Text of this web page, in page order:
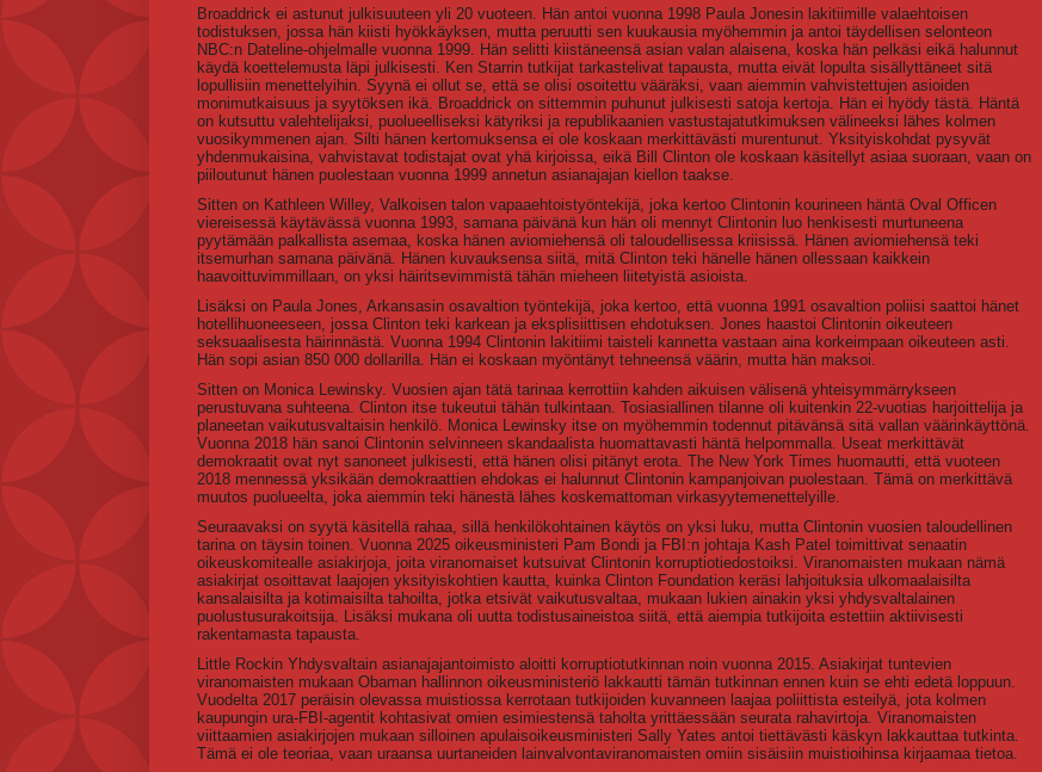
Broaddrick ei astunut julkisuuteen yli 20 vuoteen. Hän antoi vuonna 1998 Paula Jonesin lakitiimille valaehtoisen
todistuksen, jossa hän kiisti hyökkäyksen, mutta peruutti sen kuukausia myöhemmin ja antoi täydellisen selonteon
NBC:n Dateline-ohjelmalle vuonna 1999. Hän selitti kiistäneensä asian valan alaisena, koska hän pelkäsi eikä halunnut
käydä koettelemusta läpi julkisesti. Ken Starrin tutkijat tarkastelivat tapausta, mutta eivät lopulta sisällyttäneet sitä
lopullisiin menettelyihin. Syynä ei ollut se, että se olisi osoitettu vääräksi, vaan aiemmin vahvistettujen asioiden
monimutkaisuus ja syytöksen ikä. Broaddrick on sittemmin puhunut julkisesti satoja kertoja. Hän ei hyödy tästä. Häntä
on kutsuttu valehtelijaksi, puolueelliseksi kätyriksi ja republikaanien vastustajatutkimuksen välineeksi lähes kolmen
vuosikymmenen ajan. Silti hänen kertomuksensa ei ole koskaan merkittävästi murentunut. Yksityiskohdat pysyvät
yhdenmukaisina, vahvistavat todistajat ovat yhä kirjoissa, eikä Bill Clinton ole koskaan käsitellyt asiaa suoraan, vaan on
piiloutunut hänen puolestaan vuonna 1999 annetun asianajajan kiellon taakse.
Sitten on Kathleen Willey, Valkoisen talon vapaaehtoistyöntekijä, joka kertoo Clintonin kourineen häntä Oval Officen
viereisessä käytävässä vuonna 1993, samana päivänä kun hän oli mennyt Clintonin luo henkisesti murtuneena
pyytämään palkallista asemaa, koska hänen aviomiehensä oli taloudellisessa kriisissä. Hänen aviomiehensä teki
itsemurhan samana päivänä. Hänen kuvauksensa siitä, mitä Clinton teki hänelle hänen ollessaan kaikkein
haavoittuvimmillaan, on yksi häiritsevimmistä tähän mieheen liitetyistä asioista.
Lisäksi on Paula Jones, Arkansasin osavaltion työntekijä, joka kertoo, että vuonna 1991 osavaltion poliisi saattoi hänet
hotellihuoneeseen, jossa Clinton teki karkean ja eksplisiittisen ehdotuksen. Jones haastoi Clintonin oikeuteen
seksuaalisesta häirinnästä. Vuonna 1994 Clintonin lakitiimi taisteli kannetta vastaan aina korkeimpaan oikeuteen asti.
Hän sopi asian 850 000 dollarilla. Hän ei koskaan myöntänyt tehneensä väärin, mutta hän maksoi.
Sitten on Monica Lewinsky. Vuosien ajan tätä tarinaa kerrottiin kahden aikuisen välisenä yhteisymmärrykseen
perustuvana suhteena. Clinton itse tukeutui tähän tulkintaan. Tosiasiallinen tilanne oli kuitenkin 22-vuotias harjoittelija ja
planeetan vaikutusvaltaisin henkilö. Monica Lewinsky itse on myöhemmin todennut pitävänsä sitä vallan väärinkäyttönä.
Vuonna 2018 hän sanoi Clintonin selvinneen skandaalista huomattavasti häntä helpommalla. Useat merkittävät
demokraatit ovat nyt sanoneet julkisesti, että hänen olisi pitänyt erota. The New York Times huomautti, että vuoteen
2018 mennessä yksikään demokraattien ehdokas ei halunnut Clintonin kampanjoivan puolestaan. Tämä on merkittävä
muutos puolueelta, joka aiemmin teki hänestä lähes koskemattoman virkasyytemenettelyille.
Seuraavaksi on syytä käsitellä rahaa, sillä henkilökohtainen käytös on yksi luku, mutta Clintonin vuosien taloudellinen
tarina on täysin toinen. Vuonna 2025 oikeusministeri Pam Bondi ja FBI:n johtaja Kash Patel toimittivat senaatin
oikeuskomitealle asiakirjoja, joita viranomaiset kutsuivat Clintonin korruptiotiedostoiksi. Viranomaisten mukaan nämä
asiakirjat osoittavat laajojen yksityiskohtien kautta, kuinka Clinton Foundation keräsi lahjoituksia ulkomaalaisilta
kansalaisilta ja kotimaisilta tahoilta, jotka etsivät vaikutusvaltaa, mukaan lukien ainakin yksi yhdysvaltalainen
puolustusurakoitsija. Lisäksi mukana oli uutta todistusaineistoa siitä, että aiempia tutkijoita estettiin aktiivisesti
rakentamasta tapausta.
Little Rockin Yhdysvaltain asianajajantoimisto aloitti korruptiotutkinnan noin vuonna 2015. Asiakirjat tuntevien
viranomaisten mukaan Obaman hallinnon oikeusministeriö lakkautti tämän tutkinnan ennen kuin se ehti edetä loppuun.
Vuodelta 2017 peräisin olevassa muistiossa kerrotaan tutkijoiden kuvanneen laajaa poliittista esteilyä, jota kolmen
kaupungin ura-FBI-agentit kohtasivat omien esimiestensä taholta yrittäessään seurata rahavirtoja. Viranomaisten
viittaamien asiakirjojen mukaan silloinen apulaisoikeusministeri Sally Yates antoi tiettävästi käskyn lakkauttaa tutkinta.
Tämä ei ole teoriaa, vaan uraansa uurtaneiden lainvalvontaviranomaisten omiin sisäisiin muistioihinsa kirjaamaa tietoa.